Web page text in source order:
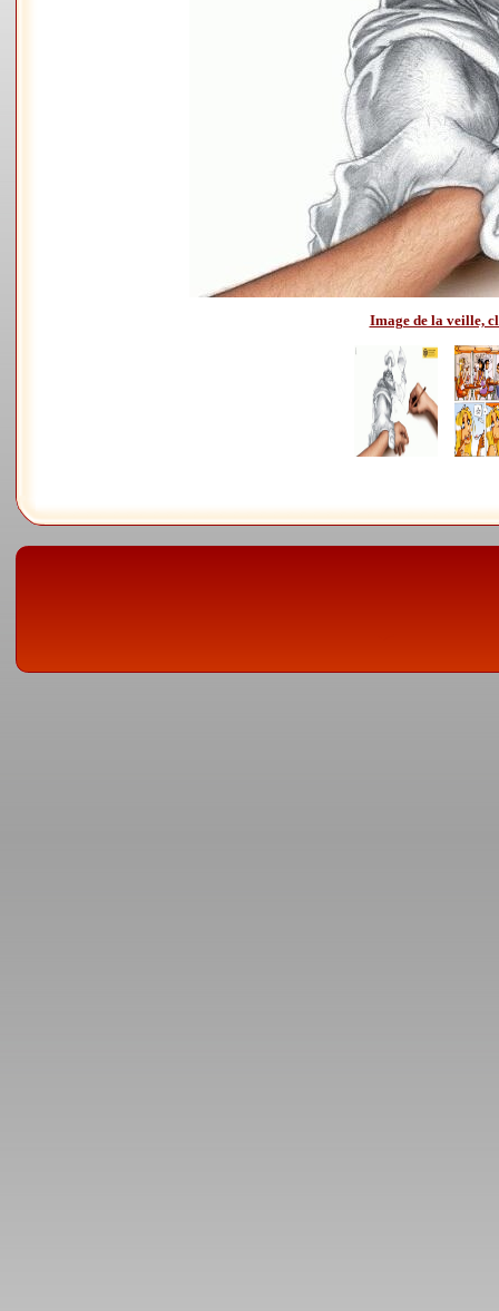
Image de la veille,